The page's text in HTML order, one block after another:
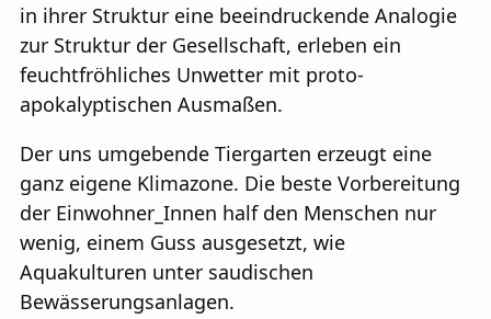
in ihrer Struktur eine beeindruckende Analogie
zur Struktur der Gesellschaft, erleben ein
feuchtfröhliches Unwetter mit proto-
apokalyptischen Ausmaßen.
Der uns umgebende Tiergarten erzeugt eine
ganz eigene Klimazone. Die beste Vorbereitung
der Einwohner_Innen half den Menschen nur
wenig, einem Guss ausgesetzt, wie
Aquakulturen unter saudischen
Bewässerungsanlagen.